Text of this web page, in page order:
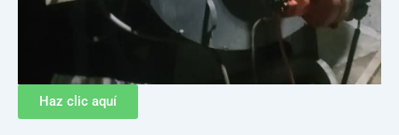
Haz clic aquí